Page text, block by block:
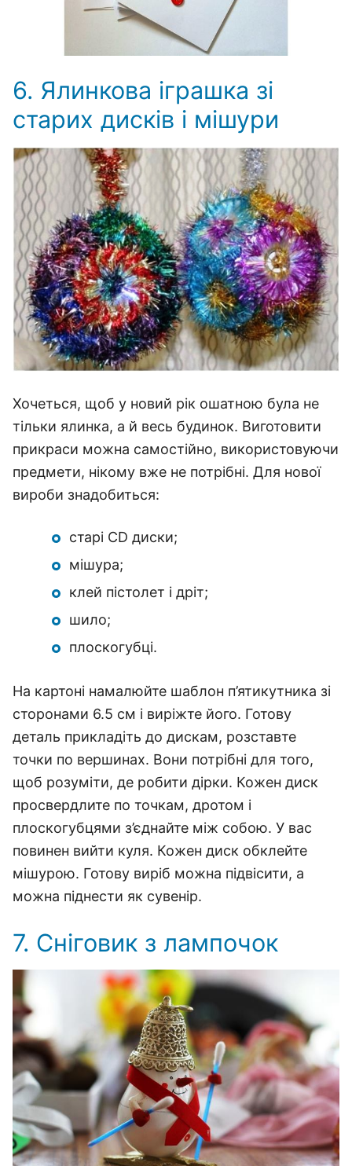
6. Ялинкова іграшка зі
старих дисків і мішури
Хочеться, щоб у новий рік ошатною була не
тільки ялинка, а й весь будинок. Виготовити
прикраси можна самостійно, використовуючи
предмети, нікому вже не потрібні. Для нової
вироби знадобиться:
старі CD диски;
мішура;
клей пістолет і дріт;
шило;
плоскогубці.
На картоні намалюйте шаблон п’ятикутника зі
сторонами 6.5 см і виріжте його. Готову
деталь прикладіть до дискам, розставте
точки по вершинах. Вони потрібні для того,
щоб розуміти, де робити дірки. Кожен диск
просвердлите по точкам, дротом і
плоскогубцями з’єднайте між собою. У вас
повинен вийти куля. Кожен диск обклейте
мішурою. Готову виріб можна підвісити, а
можна піднести як сувенір.
7. Сніговик з лампочок